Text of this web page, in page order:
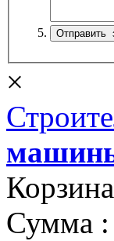
×
Сумма :